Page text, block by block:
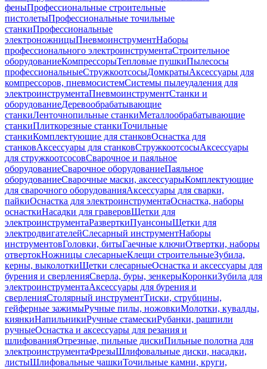
феныПрофессиональные строительные
пистолетыПрофессиональные точильные
станкиПрофессиональные
электроножницыПневмоинструментНаборы
профессионального электроинструментаСтроительное
оборудованиеКомпрессорыТепловые пушкиПылесосы
профессиональныеСтружкоотсосыДомкратыАксессуары для
компрессоров, пневмосистемСистемы пылеудаления для
электроинструментаПневмоинструментСтанки и
оборудованиеДеревообрабатывающие
станкиЛенточнопильные станкиМеталлообрабатывающие
станкиПлиткорезные станкиТочильные
станкиКомплектующие для станковОснастка для
станковАксессуары для станковСтружкоотсосыАксессуары
для стружкоотсосовСварочное и паяльное
оборудованиеСварочное оборудованиеПаяльное
оборудованиеСварочные маски, аксессуарыКомплектующие
для сварочного оборудованияАксессуары для сварки,
пайкиОснастка для электроинструментаОснастка, наборы
оснасткиНасадки для граверовЩетки для
электроинструментаРазверткиПуансоныЩетки для
электродвигателейСлесарный инструментНаборы
инструментовГоловки, битыГаечные ключиОтвертки, наборы
отвертокНожницы слесарныеКлещи строительныеЗубила,
керны, выколоткиЩетки слесарныеОснастка и аксессуары для
бурения и сверленияСверла, буры, зенкерыКоронкиЗубила для
электроинструментаАксессуары для бурения и
сверленияСтолярный инструментТиски, струбцины,
гейферные зажимыРучные пилы, ножовкиМолотки, кувалды,
киянкиНапильникиРучные стамескиРубанки, рашпили
ручныеОснастка и аксессуары для резания и
шлифованияОтрезные, пильные дискиПильные полотна для
электроинструментаФрезыШлифовальные диски, насадки,
листыШлифовальные чашкиТочильные камни, круги,